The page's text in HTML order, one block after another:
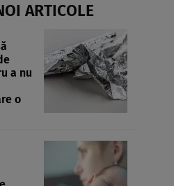
ARTICOLE
a nu
o